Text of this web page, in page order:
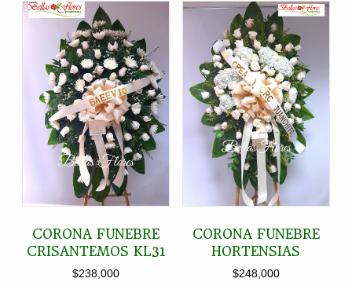
CORONA FUNEBRE
CRISANTEMOS KL31
$238,000
CORONA FUNEBRE
HORTENSIAS
$248,000